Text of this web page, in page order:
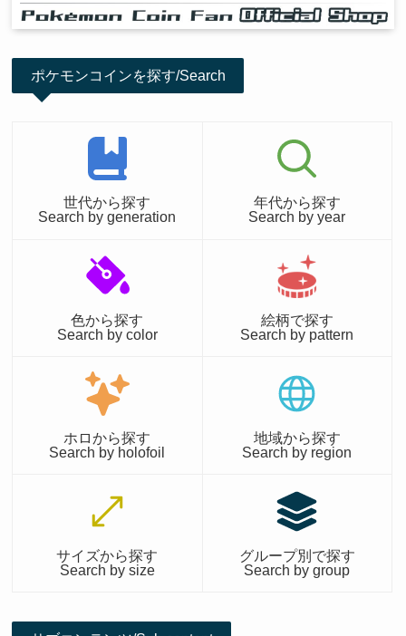
ポケモンコインを探す/Search
世代から探す
Search by generation
年代から探す
Search by year
色から探す
Search by color
絵柄で探す
Search by pattern
ホロから探す
Search by holofoil
地域から探す
Search by region
サイズから探す
Search by size
グループ別で探す
Search by group